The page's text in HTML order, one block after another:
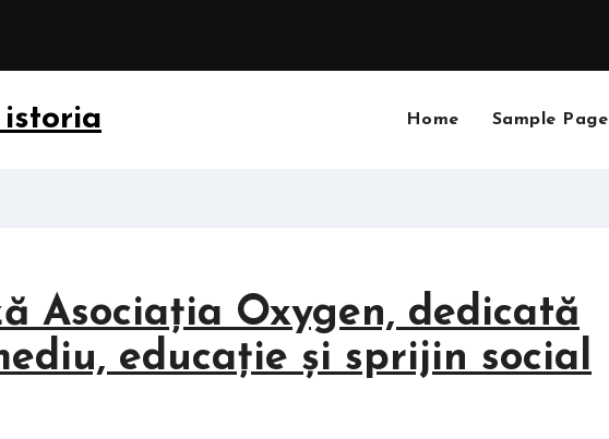
Home Sample Page
Asociația Oxygen, dedicată
educație și sprijin social